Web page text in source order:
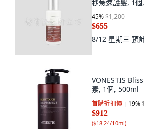
秒急速護髮, 1
45%$1,200
$655
8/12 星期三 預
VONESTIS
素, 1個, 500ml
首購折扣價 19%
$912
($18.24/10ml)